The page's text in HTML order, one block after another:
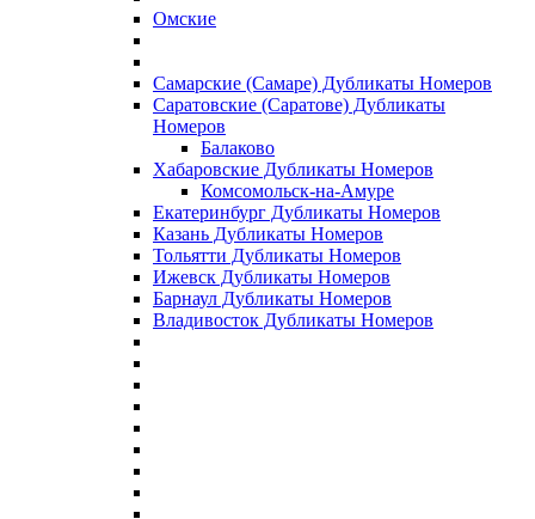
Омские
Самарские (Самаре) Дубликаты Номеров
Саратовские (Саратове) Дубликаты
Номеров
Балаково
Хабаровские Дубликаты Номеров
Комсомольск-на-Амуре
Екатеринбург Дубликаты Номеров
Казань Дубликаты Номеров
Тольятти Дубликаты Номеров
Ижевск Дубликаты Номеров
Барнаул Дубликаты Номеров
Владивосток Дубликаты Номеров